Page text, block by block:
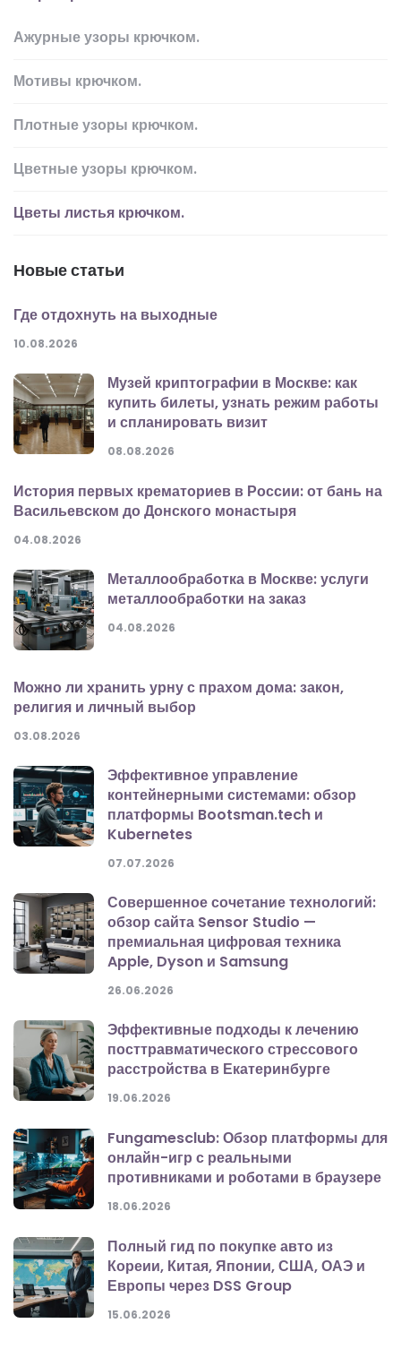
Ажурные узоры крючком.
Мотивы крючком.
Плотные узоры крючком.
Цветные узоры крючком.
Цветы листья крючком.
Новые статьи
Где отдохнуть на выходные
10.08.2026
Музей криптографии в Москве: как
купить билеты, узнать режим работы
и спланировать визит
08.08.2026
История первых крематориев в России: от бань на
Васильевском до Донского монастыря
04.08.2026
Металлообработка в Москве: услуги
металлообработки на заказ
04.08.2026
Можно ли хранить урну с прахом дома: закон,
религия и личный выбор
03.08.2026
Эффективное управление
контейнерными системами: обзор
платформы Bootsman.tech и
Kubernetes
07.07.2026
Совершенное сочетание технологий:
обзор сайта Sensor Studio —
премиальная цифровая техника
Apple, Dyson и Samsung
26.06.2026
Эффективные подходы к лечению
посттравматического стрессового
расстройства в Екатеринбурге
19.06.2026
Fungamesclub: Обзор платформы для
онлайн-игр с реальными
противниками и роботами в браузере
18.06.2026
Полный гид по покупке авто из
Кореии, Китая, Японии, США, ОАЭ и
Европы через DSS Group
15.06.2026